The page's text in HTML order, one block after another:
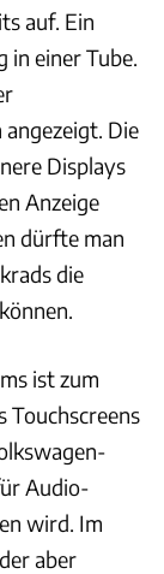
auf. Ein
in einer Tube.
Die
Displays
Anzeige
dürfte man
die
ist zum
Touchscreens
Audio-
wird. Im
aber